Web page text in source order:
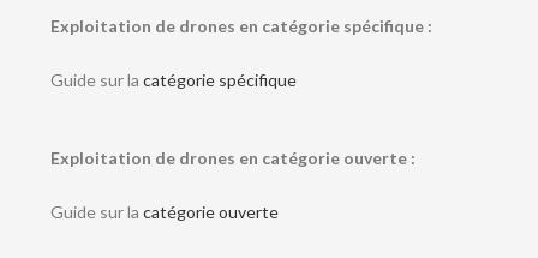
Exploitation de drones en catégorie spécifique :
Guide sur lacatégorie spécifique
Exploitation de drones en catégorie ouverte :
Guide sur lacatégorie ouverte